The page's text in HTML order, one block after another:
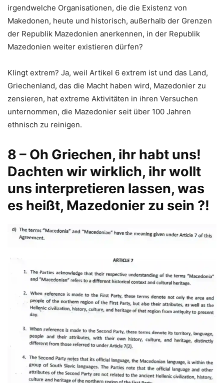
irgendwelche Organisationen, die die Existenz von
Makedonen, heute und historisch, außerhalb der Grenzen
der Republik Mazedonien anerkennen, in der Republik
Mazedonien weiter existieren dürfen?
Klingt extrem? Ja, weil Artikel 6 extrem ist und das Land,
Griechenland, das die Macht haben wird, Mazedonier zu
zensieren, hat extreme Aktivitäten in ihren Versuchen
unternommen, die Mazedonier seit über 100 Jahren
ethnisch zu reinigen.
8 – Oh Griechen, ihr habt uns!
Dachten wir wirklich, ihr wollt
uns interpretieren lassen, was
es heißt, Mazedonier zu sein ?!